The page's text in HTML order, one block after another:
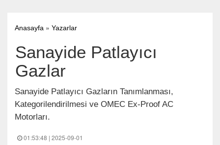
Anasayfa » Yazarlar
Sanayide Patlayıcı
Gazlar
Sanayide Patlayıcı Gazların Tanımlanması,
Kategorilendirilmesi ve OMEC Ex-Proof AC
Motorları.
01:53:48 | 2025-09-01